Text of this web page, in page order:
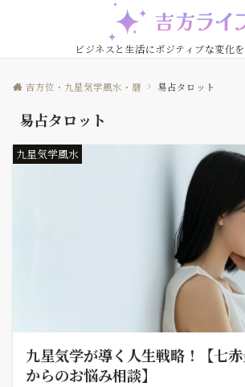
ビジネスと生活にポジティブな変化
吉方位・九星気学風水・暦 易占タロット
易占タロット
九星気学風水
九星気学が導く人生戦略！【七
からのお悩み相談】